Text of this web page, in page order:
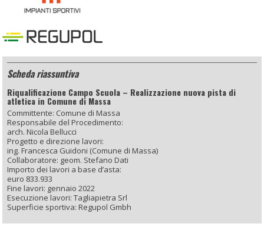
Scheda riassuntiva
Riqualificazione Campo Scuola – Realizzazione nuova pista di
atletica in Comune di Massa
Committente: Comune di Massa
Responsabile del Procedimento:
arch. Nicola Bellucci
Progetto e direzione lavori:
ing. Francesca Guidoni (Comune di Massa)
Collaboratore: geom. Stefano Dati
Importo dei lavori a base d’asta:
euro 833.933
Fine lavori: gennaio 2022
Esecuzione lavori: Tagliapietra Srl
Superficie sportiva: Regupol Gmbh